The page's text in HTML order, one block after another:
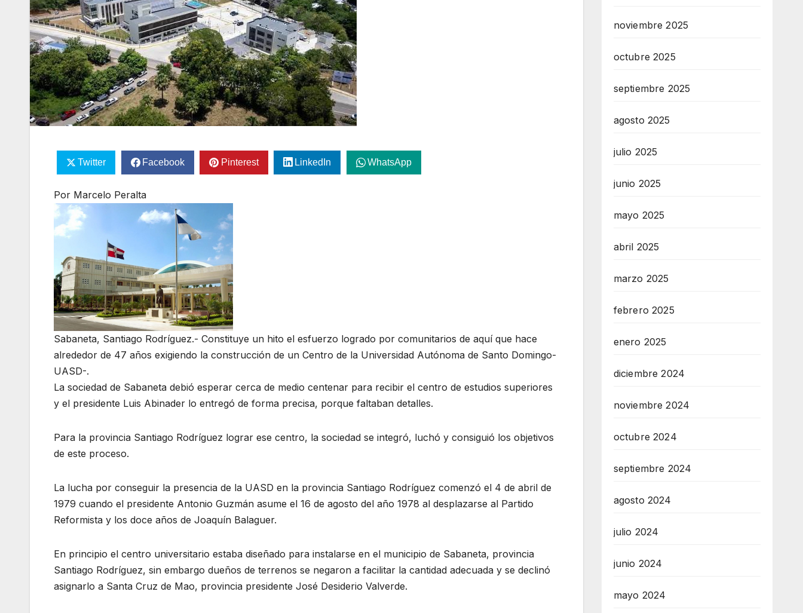
Twitter Facebook Pinterest LinkedIn WhatsApp
Por Marcelo Peralta
Sabaneta, Santiago Rodríguez.- Constituye un hito el esfuerzo logrado por comunitarios de aquí que hace
alrededor de 47 años exigiendo la construcción de un Centro de la Universidad Autónoma de Santo Domingo-
UASD-.
La sociedad de Sabaneta debió esperar cerca de medio centenar para recibir el centro de estudios superiores
y el presidente Luis Abinader lo entregó de forma precisa, porque faltaban detalles.
Para la provincia Santiago Rodríguez lograr ese centro, la sociedad se integró, luchó y consiguió los objetivos
de este proceso.
La lucha por conseguir la presencia de la UASD en la provincia Santiago Rodríguez comenzó el 4 de abril de
1979 cuando el presidente Antonio Guzmán asume el 16 de agosto del año 1978 al desplazarse al Partido
Reformista y los doce años de Joaquín Balaguer.
En principio el centro universitario estaba diseñado para instalarse en el municipio de Sabaneta, provincia
Santiago Rodríguez, sin embargo dueños de terrenos se negaron a facilitar la cantidad adecuada y se declinó
asignarlo a Santa Cruz de Mao, provincia presidente José Desiderio Valverde.
noviembre 2025
octubre 2025
septiembre 2025
agosto 2025
julio 2025
junio 2025
mayo 2025
abril 2025
marzo 2025
febrero 2025
enero 2025
diciembre 2024
noviembre 2024
octubre 2024
septiembre 2024
agosto 2024
julio 2024
junio 2024
mayo 2024